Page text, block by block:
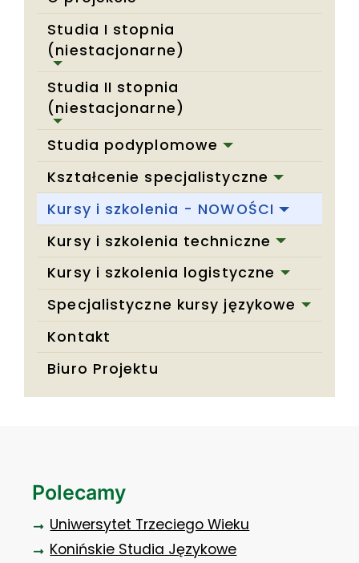
Studia I stopnia
(niestacjonarne)
Studia II stopnia
(niestacjonarne)
Studia podyplomowe
Kształcenie specjalistyczne
Kursy i szkolenia - NOWOŚCI
Kursy i szkolenia techniczne
Kursy i szkolenia logistyczne
Specjalistyczne kursy językowe
Kontakt
Biuro Projektu
Polecamy
Uniwersytet Trzeciego Wieku
Konińskie Studia Językowe